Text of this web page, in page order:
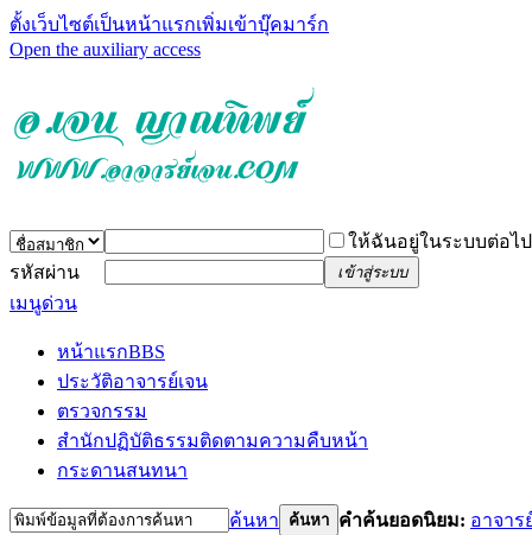
ตั้งเว็บไซต์เป็นหน้าแรกเพิ่มเข้าบุ๊คมาร์ก
Open the auxiliary access
ให้ฉันอยู่ในระบบต่อไป
รหัสผ่าน
เข้าสู่ระบบ
เมนูด่วน
หน้าแรกBBS
ประวัติอาจารย์เจน
ตรวจกรรม
สำนักปฏิบัติธรรมติดตามความคืบหน้า
กระดานสนทนา
ค้นหา ค้นหา คำค้นยอดนิยม: อาจาร